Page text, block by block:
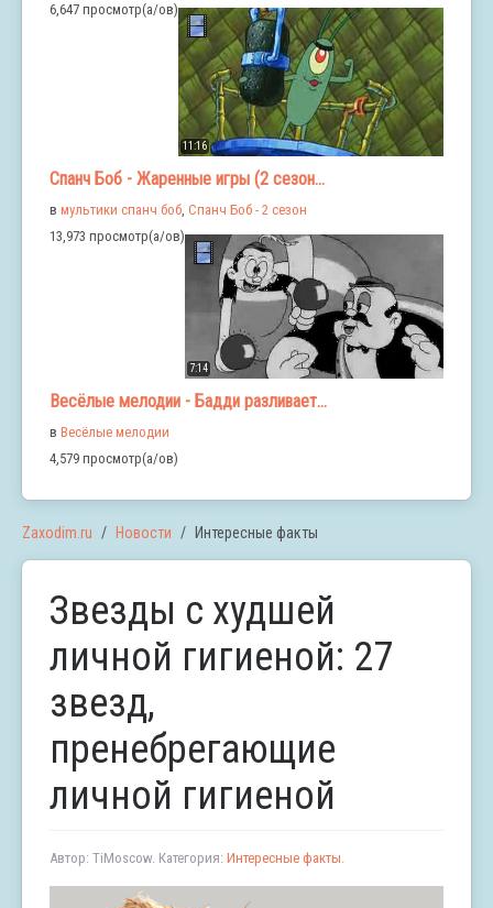
6,647 просмотр(а/ов)
11:16
Спанч Боб - Жаренные игры (2 сезон...
в мультики спанч боб Спанч Боб - 2 сезон
13,973 просмотр(а/ов)
7:14
Весёлые мелодии - Бадди разливает...
в Весёлые мелодии
4,579 просмотр(а/ов)
Zaxodim.ru Новости Интересные факты
Звезды с худшей
личной гигиеной: 27
звезд,
пренебрегающие
личной гигиеной
Автор: TiMoscow. Категория: Интересные факты.